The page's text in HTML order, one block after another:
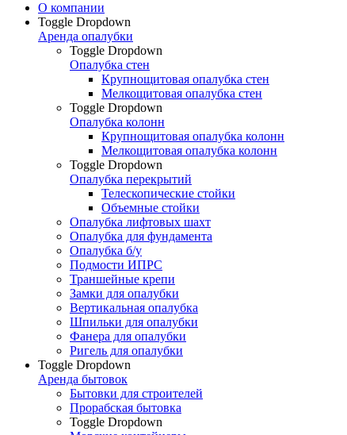
О компании
Toggle Dropdown
Аренда опалубки
Toggle Dropdown
Опалубка стен
Крупнощитовая опалубка стен
Мелкощитовая опалубка стен
Toggle Dropdown
Опалубка колонн
Крупнощитовая опалубка колонн
Мелкощитовая опалубка колонн
Toggle Dropdown
Опалубка перекрытий
Телескопические стойки
Объемные стойки
Опалубка лифтовых шахт
Опалубка для фундамента
Опалубка б/у
Подмости ИПРС
Траншейные крепи
Замки для опалубки
Вертикальная опалубка
Шпильки для опалубки
Фанера для опалубки
Ригель для опалубки
Toggle Dropdown
Аренда бытовок
Бытовки для строителей
Прорабская бытовка
Toggle Dropdown